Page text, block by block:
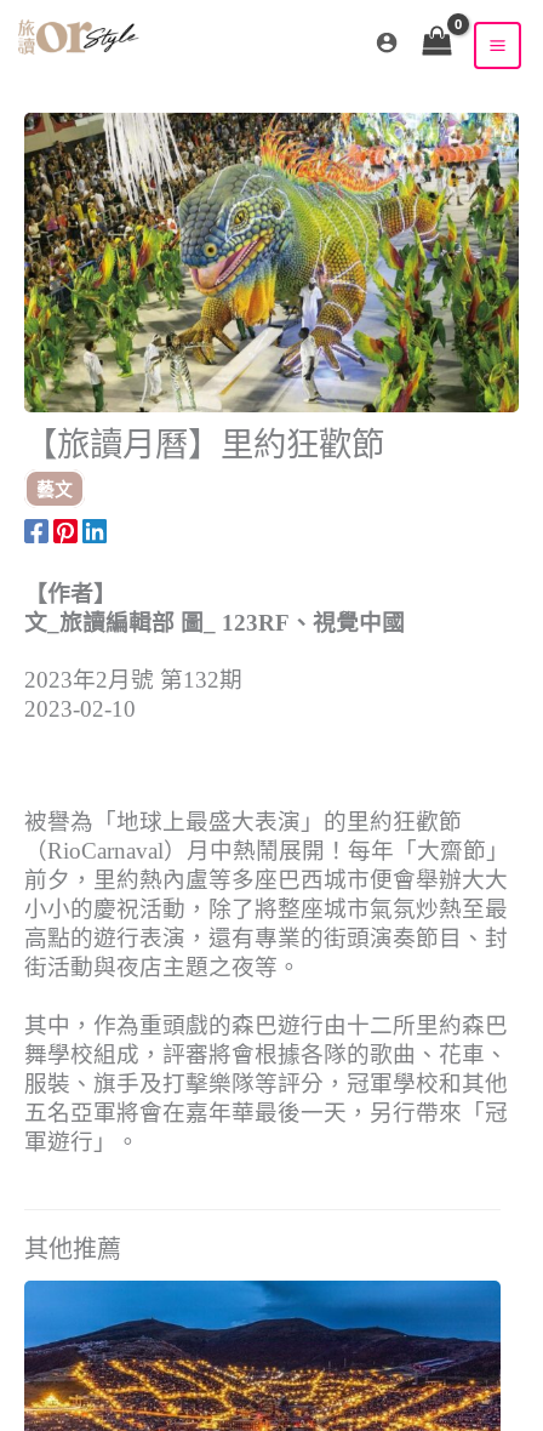
【旅讀月曆】里約狂歡節
藝文
【作者】
文_旅讀編輯部 圖_ 123RF、視覺中國
2023年2月號 第132期
2023-02-10
被譽為「地球上最盛大表演」的里約狂歡節
（RioCarnaval）月中熱鬧展開！每年「大齋節」
前夕，里約熱內盧等多座巴西城市便會舉辦大大
小小的慶祝活動，除了將整座城市氣氛炒熱至最
高點的遊行表演，還有專業的街頭演奏節目、封
街活動與夜店主題之夜等。
其中，作為重頭戲的森巴遊行由十二所里約森巴
舞學校組成，評審將會根據各隊的歌曲、花車、
服裝、旗手及打擊樂隊等評分，冠軍學校和其他
五名亞軍將會在嘉年華最後一天，另行帶來「冠
軍遊行」。
其他推薦